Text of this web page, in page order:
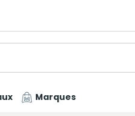
Marques